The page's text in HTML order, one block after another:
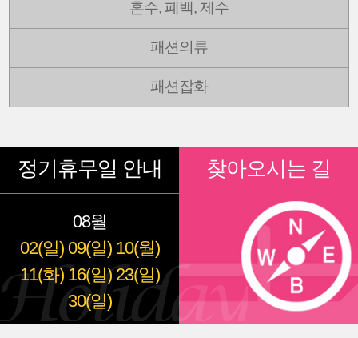
혼수, 폐백, 제수
패션의류
패션잡화
정기휴무일 안내
08월
02(일) 09(일) 10(월)
11(화) 16(일) 23(일)
30(일)
찾아오시는 길